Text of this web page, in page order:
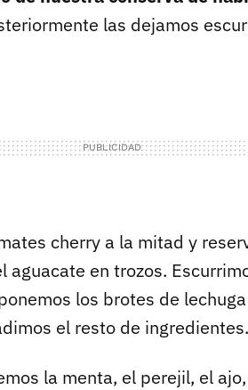
las dejamos
cherry a la mitad y
aguacate en trozos.
los brotes de
el resto de ingredientes.
la menta, el perejil, el